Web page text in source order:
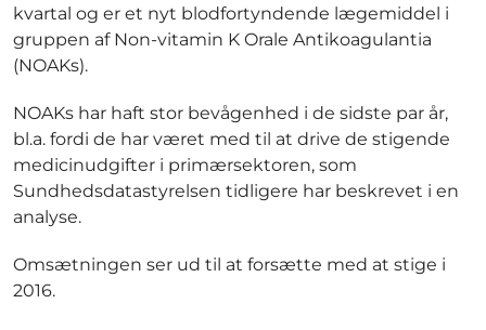
kvartal og er et nyt blodfortyndende lægemiddel i
gruppen af Non-vitamin K Orale Antikoagulantia
(NOAKs).
NOAKs har haft stor bevågenhed i de sidste par år,
bl.a. fordi de har været med til at drive de stigende
medicinudgifter i primærsektoren, som
Sundhedsdatastyrelsen tidligere har beskrevet i en
analyse.
Omsætningen ser ud til at forsætte med at stige i
2016.